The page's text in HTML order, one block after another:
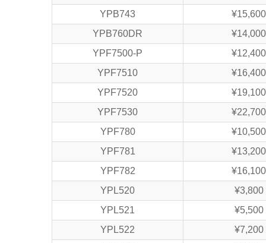
YPB743
¥15,600
YPB760DR
¥14,000
YPF7500-P
¥12,400
YPF7510
¥16,400
YPF7520
¥19,100
YPF7530
¥22,700
YPF780
¥10,500
YPF781
¥13,200
YPF782
¥16,100
YPL520
¥3,800
YPL521
¥5,500
YPL522
¥7,200